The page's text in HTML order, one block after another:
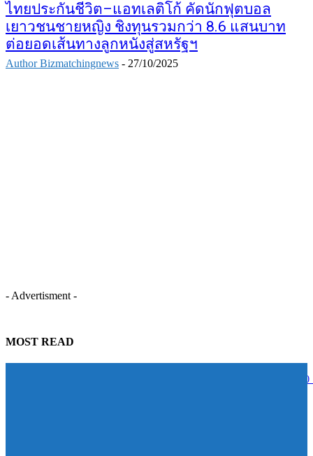
ไทยประกันชีวิต–แอทเลติโก้ คัดนักฟุตบอล
เยาวชนชายหญิง ชิงทุนรวมกว่า 8.6 แสนบาท
ต่อยอดเส้นทางลูกหนังสู่สหรัฐฯ
Author Bizmatchingnews - 27/10/2025
- Advertisment -
MOST READ
STECON ปลื้มนักลงทุนตอบรับหุ้นกู้เกินเป้าหมาย ระดมทุนสำเร็จ